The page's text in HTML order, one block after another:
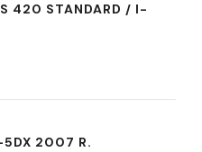
420 STANDARD / I-
5DX 2007 R.